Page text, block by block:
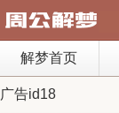
解梦首页
广告id18